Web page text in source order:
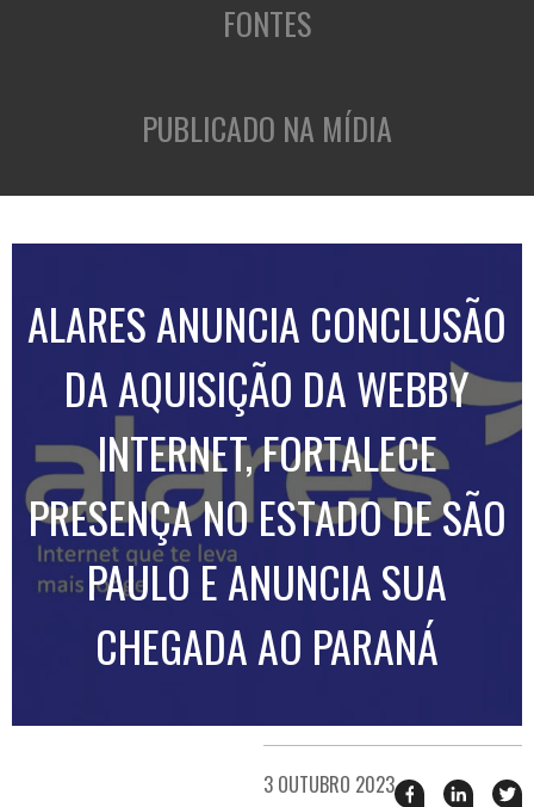
FONTES
PUBLICADO NA MÍDIA
ALARES ANUNCIA CONCLUSÃO
DA AQUISIÇÃO DA WEBBY
INTERNET, FORTALECE
PRESENÇA NO ESTADO DE SÃO
PAULO E ANUNCIA SUA
CHEGADA AO PARANÁ
3 OUTUBRO 2023 Compartilhar